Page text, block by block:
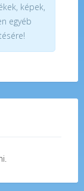
képek,
egyéb
.